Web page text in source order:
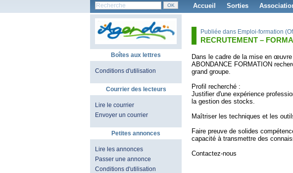
Accueil Sorties
Boîtes aux lettres
Conditions d'utilisation
Courrier des lecteurs
Lire le courrier
Envoyer un courrier
Petites annonces
Lire les annonces
Passer une annonce
Conditions d'utilisation
Publiée dans Emploi-formation
RECRUTEMENT –
Dans le cadre de la mise en
ABONDANCE FORMATION
grand groupe.
Profil recherché :
Justifier d'une expérience
la gestion des stocks.
Maîtriser les techniques et les
Faire preuve de solides
capacité à transmettre des
Contactez-nous